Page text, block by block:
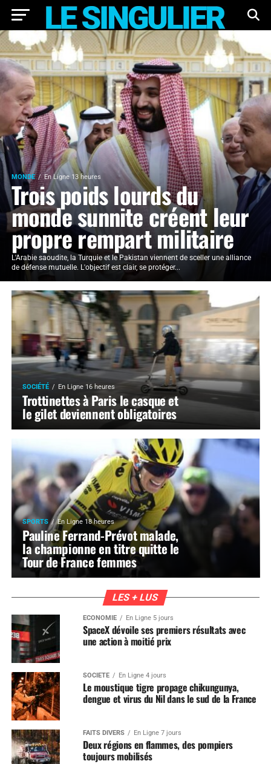
MONDE En Ligne 13 heures
Trois poids lourds du
monde sunnite créent leur
propre rempart militaire
L'Arabie saoudite, la Turquie et le Pakistan viennent de sceller une alliance
de défense mutuelle. L'objectif est clair, se protéger...
SOCIÉTÉ En Ligne 16 heures
Trottinettes à Paris le casque et
le gilet deviennent obligatoires
SPORTS En Ligne 18 heures
Pauline Ferrand-Prévot malade,
la championne en titre quitte le
Tour de France femmes
LES + LUS
ÉCONOMIE En Ligne 5 jours
SpaceX dévoile ses premiers résultats avec
une action à moitié prix
SOCIÉTÉ En Ligne 4 jours
Le moustique tigre propage chikungunya,
dengue et virus du Nil dans le sud de la France
FAITS DIVERS En Ligne 7 jours
Deux régions en flammes, des pompiers
toujours mobilisés